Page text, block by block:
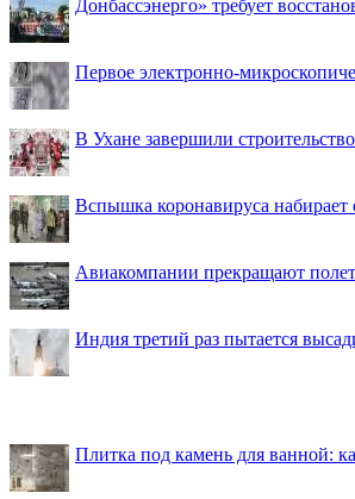
Донбассэнерго» требует
Первое электронно-
В Ухане завершили
Вспышка коронавируса набирает
Авиакомпании прекращают
Индия третий раз пытается
Плитка под камень для ванной: